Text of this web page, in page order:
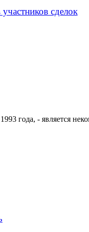
сделок
года, - является